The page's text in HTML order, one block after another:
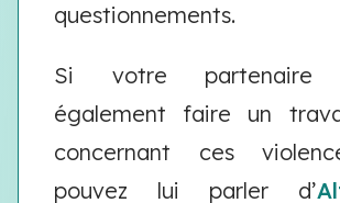
questionnements.
Si votre partenaire
également faire un
concernant ces
pouvez lui parler d’